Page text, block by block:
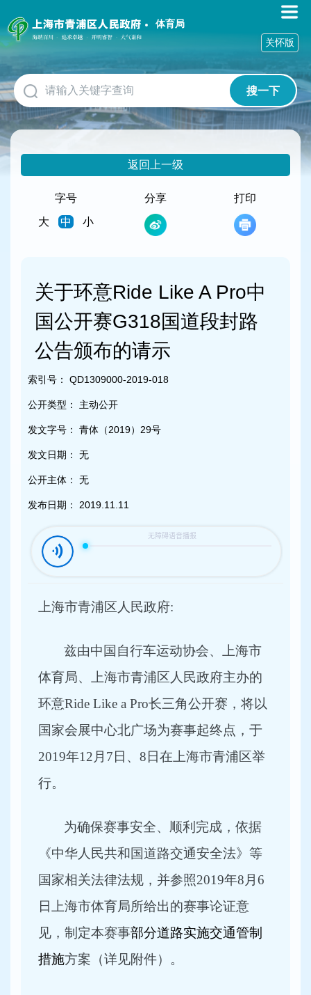
障
碍
作
说
明
跳
到
网
体育局
搜一下
关怀版
返回上一级
字号
大
中 小
分享 打印
关于环意Ride Like A Pro中
国公开赛G318国道段封路
公告颁布的请示
索引号： QD1309000-2019-018
公开类型： 主动公开
发文字号： 青体（2019）29号
发文日期： 无
公开主体： 无
发布日期： 2019.11.11
上海市青浦区人民政府:
兹由中国自行车运动协会、上海市
体育局、上海市青浦区人民政府主办的
环意Ride Like a Pro长三角公开赛，将以
国家会展中心北广场为赛事起终点，于
2019年12月7日、8日在上海市青浦区举
行。
为确保赛事安全、顺利完成，依据
《中华人民共和国道路交通安全法》等
国家相关法律法规，并参照2019年8月6
日上海市体育局所给出的赛事论证意
见，制定本赛事部分道路实施交通管制
措施方案（详见附件）。